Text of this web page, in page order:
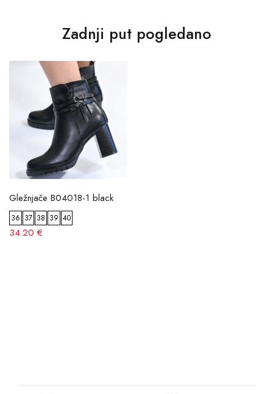
Zadnji put pogledano
Gležnjače B04018-1 black
36 37 38 39 40
34.20 €